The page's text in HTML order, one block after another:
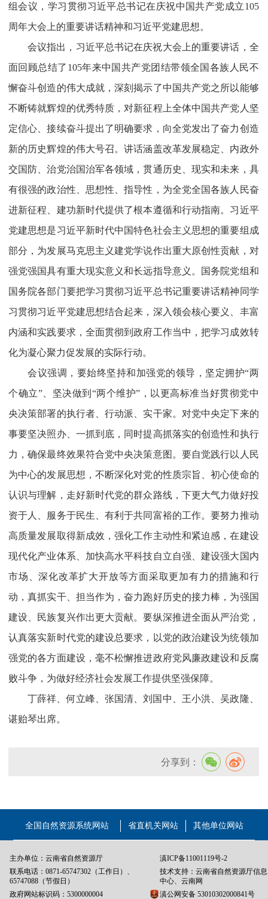
组会议，学习贯彻习近平总书记在庆祝中国共产党成立105
周年大会上的重要讲话精神和习近平党建思想。
会议指出，习近平总书记在庆祝大会上的重要讲话，全
面回顾总结了105年来中国共产党团结带领全国各族人民不
懈奋斗创造的伟大成就，深刻揭示了中国共产党之所以能够
不断铸就辉煌的优秀特质，对新征程上全体中国共产党人坚
定信心、接续奋斗提出了明确要求，向全党发出了奋力创造
新的历史辉煌的伟大号召。讲话涵盖改革发展稳定、内政外
交国防、治党治国治军各领域，贯通历史、现实和未来，具
有很强的政治性、思想性、指导性，为全党全国各族人民奋
进新征程、建功新时代提供了根本遵循和行动指南。习近平
党建思想是习近平新时代中国特色社会主义思想的重要组成
部分，为发展马克思主义建党学说作出重大原创性贡献，对
强党强国具有重大现实意义和长远指导意义。国务院党组和
国务院各部门要把学习贯彻习近平总书记重要讲话精神同学
习贯彻习近平党建思想结合起来，深入领会核心要义、丰富
内涵和实践要求，全面贯彻到政府工作当中，把学习成效转
化为凝心聚力促发展的实际行动。
会议强调，要始终坚持和加强党的领导，坚定拥护“两
个确立”、坚决做到“两个维护”，以更高标准当好贯彻党中
央决策部署的执行者、行动派、实干家。对党中央定下来的
事要坚决照办、一抓到底，同时提高抓落实的创造性和执行
力，确保最终效果符合党中央决策意图。要自觉践行以人民
为中心的发展思想，不断深化对党的性质宗旨、初心使命的
认识与理解，走好新时代党的群众路线，下更大气力做好投
资于人、服务于民生、有利于共同富裕的工作。要努力推动
高质量发展取得新成效，强化工作主动性和紧迫感，在建设
现代化产业体系、加快高水平科技自立自强、建设强大国内
市场、深化改革扩大开放等方面采取更加有力的措施和行
动，真抓实干、担当作为，奋力跑好历史的接力棒，为强国
建设、民族复兴作出更大贡献。要纵深推进全面从严治党，
认真落实新时代党的建设总要求，以党的政治建设为统领加
强党的各方面建设，毫不松懈推进政府党风廉政建设和反腐
败斗争，为做好经济社会发展工作提供坚强保障。
丁薛祥、何立峰、张国清、刘国中、王小洪、吴政隆、
谌贻琴出席。
分享到：
全国自然资源系统网站 省直机关网站 其他单位网站
主办单位：云南省自然资源厅
滇ICP备11001119号-2
联系电话：0871-65747302（工作日）、
65747088（节假日）
技术支持：云南省自然资源厅信息
中心、云南网
政府网站标识码：5300000004
滇公网安备 53010302000841号